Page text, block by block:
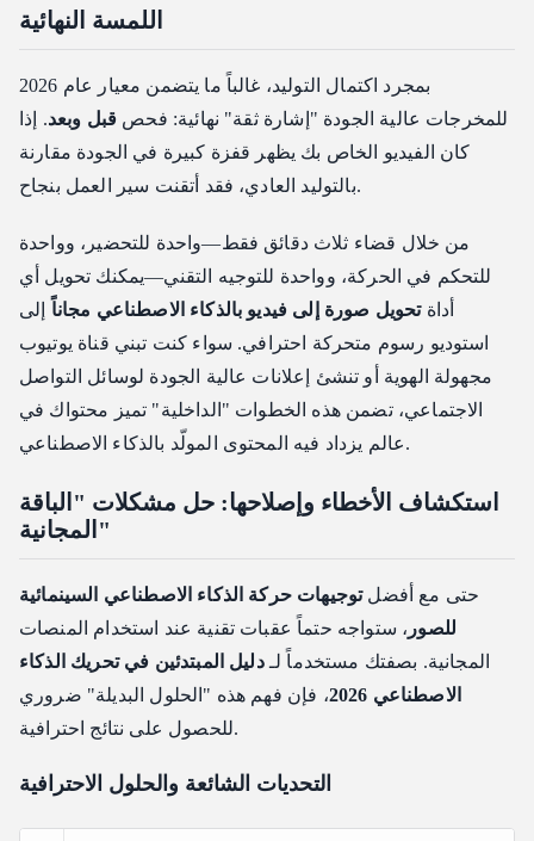
اللمسة النهائية
بمجرد اكتمال التوليد، غالباً ما يتضمن معيار عام 2026
للمخرجات عالية الجودة "إشارة ثقة" نهائية: فحص قبل وبعد. إذا
كان الفيديو الخاص بك يظهر قفزة كبيرة في الجودة مقارنة
بالتوليد العادي، فقد أتقنت سير العمل بنجاح.
من خلال قضاء ثلاث دقائق فقط—واحدة للتحضير، وواحدة
للتحكم في الحركة، وواحدة للتوجيه التقني—يمكنك تحويل أي
أداةتحويل صورة إلى فيديو بالذكاء الاصطناعي مجاناً إلى
استوديو رسوم متحركة احترافي. سواء كنت تبني قناة يوتيوب
مجهولة الهوية أو تنشئ إعلانات عالية الجودة لوسائل التواصل
الاجتماعي، تضمن هذه الخطوات "الداخلية" تميز محتواك في
عالم يزداد فيه المحتوى المولّد بالذكاء الاصطناعي.
استكشاف الأخطاء وإصلاحها: حل مشكلات "الباقة
المجانية"
حتى مع أفضلتوجيهات حركة الذكاء الاصطناعي السينمائية
للصور ، ستواجه حتماً عقبات تقنية عند استخدام المنصات
المجانية. بصفتك مستخدماً لـدليل المبتدئين في تحريك الذكاء
الاصطناعي 2026
، فإن فهم هذه "الحلول البديلة" ضروري
للحصول على نتائج احترافية.
التحديات الشائعة والحلول الاحترافية